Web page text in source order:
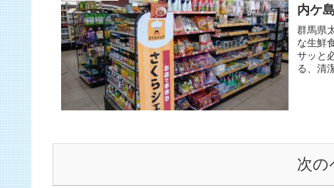
内ケ
群馬県
な生鮮
サッと
る、清
次の